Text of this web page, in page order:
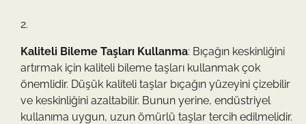
Kaliteli Bileme Taşları Kullanma: Bıçağın keskinliğini
artırmak için kaliteli bileme taşları kullanmak çok
önemlidir. Düşük kaliteli taşlar bıçağın yüzeyini çizebilir
ve keskinliğini azaltabilir. Bunun yerine, endüstriyel
kullanıma uygun, uzun ömürlü taşlar tercih edilmelidir.